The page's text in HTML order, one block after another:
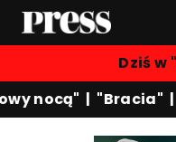
Dziś w
nocą" |"Bracia" |